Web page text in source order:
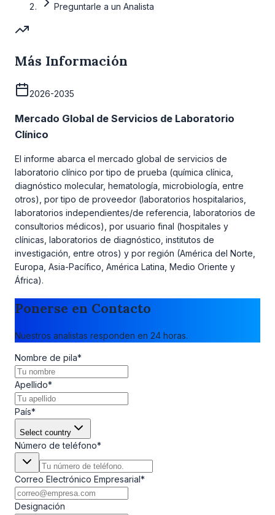
Preguntarle a un Analista
Más Información
2026-2035
Mercado Global de Servicios de Laboratorio
Clínico
El informe abarca el mercado global de servicios de
laboratorio clínico por tipo de prueba (química clínica,
diagnóstico molecular, hematología, microbiología, entre
otros), por tipo de proveedor (laboratorios hospitalarios,
laboratorios independientes/de referencia, laboratorios de
consultorios médicos), por usuario final (hospitales y
clínicas, laboratorios de diagnóstico, institutos de
investigación, entre otros) y por región (América del Norte,
Europa, Asia-Pacífico, América Latina, Medio Oriente y
África).
Ponerse en Contacto
Nuestros analistas responden en 24 horas.
Nombre de pila*
Apellido*
País*
Select country
Número de teléfono*
Correo Electrónico Empresarial*
Designación